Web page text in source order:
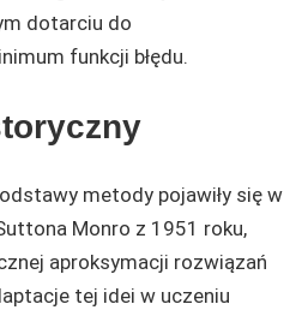
dotarciu do
funkcji błędu.
metody pojawiły się w
Monro z 1951 roku,
aproksymacji rozwiązań
tej idei w uczeniu